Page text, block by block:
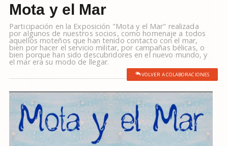
Mota y el Mar
Participación en la Exposición "Mota y el Mar" realizada
por algunos de nuestros socios, como homenaje a todos
aquellos moteños que han tenido contacto con el mar,
bien por hacer el servicio militar, por campañas bélicas, o
bien porque han sido descubridores en el nuevo mundo, y
el mar era su modo de llegar.
VOLVER A COLABORACIONES